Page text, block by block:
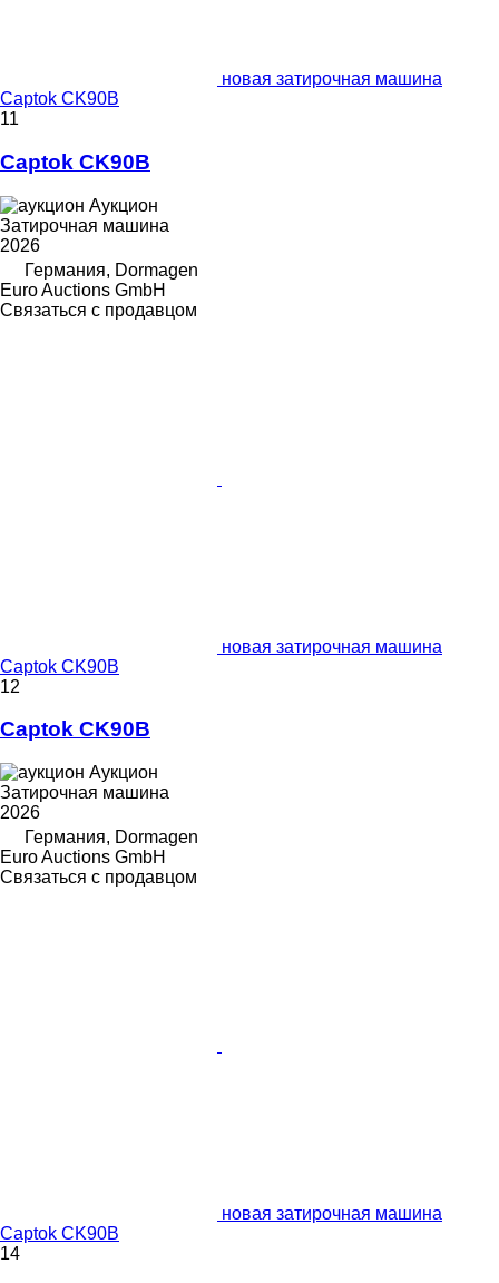
новая затирочная машина
Captok CK90B
11
Captok CK90B
Аукцион
Затирочная машина
2026
Германия, Dormagen
Euro Auctions GmbH
Связаться с продавцом
новая затирочная машина
Captok CK90B
12
Captok CK90B
Аукцион
Затирочная машина
2026
Германия, Dormagen
Euro Auctions GmbH
Связаться с продавцом
новая затирочная машина
Captok CK90B
14